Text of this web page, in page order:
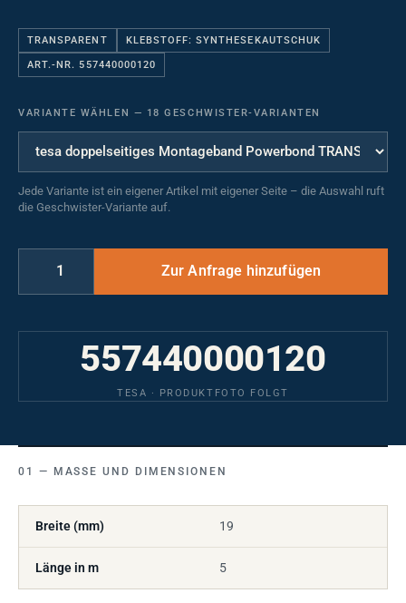
TRANSPARENT KLEBSTOFF: SYNTHESEKAUTSCHUK
ART.-NR. 557440000120
VARIANTE WÄHLEN — 18 GESCHWISTER-VARIANTEN
Jede Variante ist ein eigener Artikel mit eigener Seite – die Auswahl ruft
die Geschwister-Variante auf.
557440000120
TESA · PRODUKTFOTO FOLGT
MASSE UND DIMENSIONEN
Breite (mm) 19
Länge in m 5